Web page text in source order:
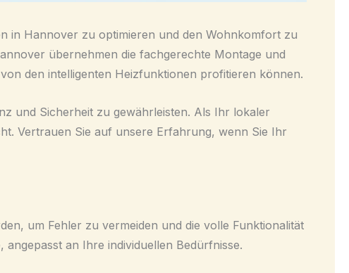
in Hannover zu optimieren und den Wohnkomfort zu
übernehmen die fachgerechte Montage und
den intelligenten Heizfunktionen profitieren können.
und Sicherheit zu gewährleisten. Als Ihr lokaler
Vertrauen Sie auf unsere Erfahrung, wenn Sie Ihr
um Fehler zu vermeiden und die volle Funktionalität
an Ihre individuellen Bedürfnisse.